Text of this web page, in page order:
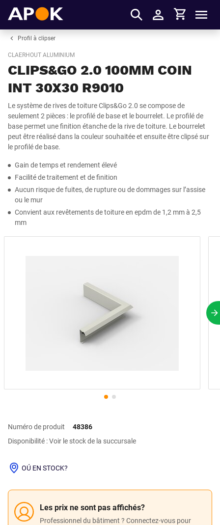
S'identifier
Panier
Profil à clipser
CLAERHOUT ALUMINIUM
CLIPS&GO 2.0 100MM COIN
INT 30X30 R9010
Le système de rives de toiture Clips&Go 2.0 se compose de
seulement 2 pièces : le profilé de base et le bourrelet. Le profilé de
base permet une finition étanche de la rive de toiture. Le bourrelet
peut être réalisé dans la couleur souhaitée et ensuite être clipsé sur
le profilé de base.
Gain de temps et rendement élevé
Facilité de traitement et de finition
Aucun risque de fuites, de rupture ou de dommages sur l’assise
ou le mur
Convient aux revêtements de toiture en epdm de 1,2 mm à 2,5
mm
Numéro de produit
48386
Disponibilité : Voir le stock de la succursale
Les prix ne sont pas affichés?
Professionnel du bâtiment ? Connectez-vous pour
OÚ EN STOCK?